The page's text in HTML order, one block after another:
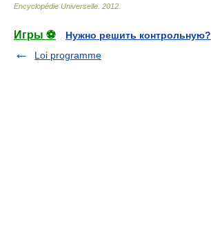
Encyclopédie Universelle 2012
Игры ⚽
Нужно решить контрольную?
Loi programme